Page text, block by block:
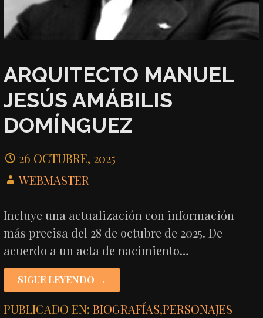
ARQUITECTO MANUEL
JESÚS AMÁBILIS
DOMÍNGUEZ
26 OCTUBRE, 2025
WEBMASTER
Incluye una actualización con información
más precisa del 28 de octubre de 2025. De
acuerdo a un acta de nacimiento…
SIGUE LEYENDO →
PUBLICADO EN:BIOGRAFÍAS,PERSONAJES